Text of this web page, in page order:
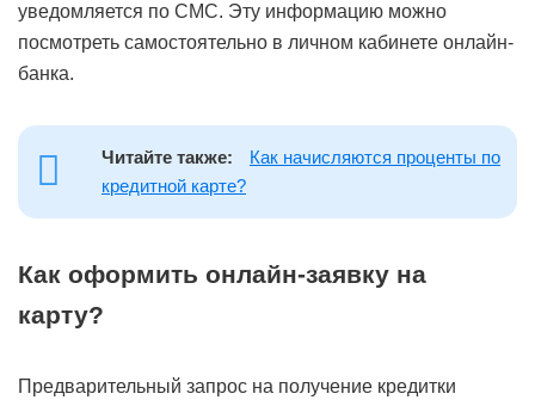
уведомляется по СМС. Эту информацию можно
посмотреть самостоятельно в личном кабинете онлайн-
банка.
Читайте также:
Как начисляются проценты по
кредитной карте?
Как оформить онлайн-заявку на
карту?
Предварительный запрос на получение кредитки